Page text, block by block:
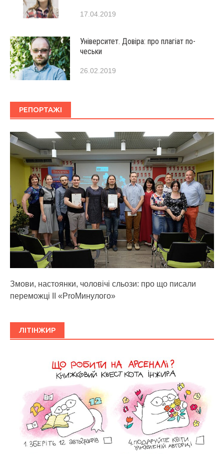
17.04.2019
Університет. Довіра: про плагіат по-
чеськи
26.02.2019
РЕПОРТАЖІ
Змови, настоянки, чоловічі сльози: про що писали
переможці ІІ «ProМинулого»
ЛІТІНЖИР